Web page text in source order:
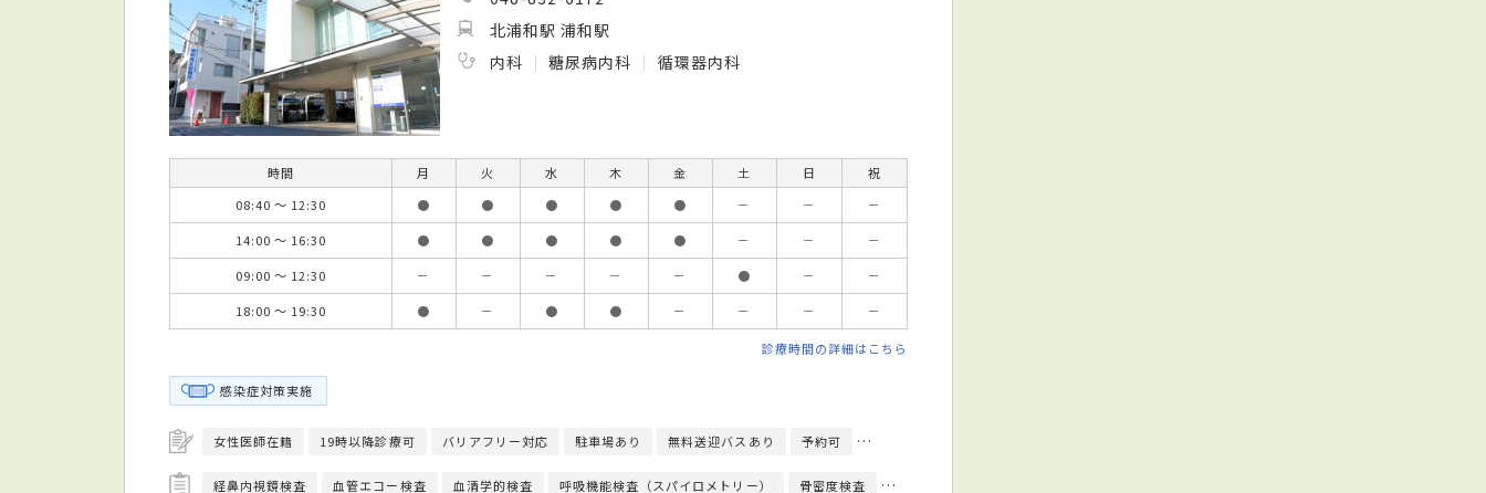
北浦和駅 浦和駅
内科
糖尿病内科 循環器内科
時間 月 火 水 木 金 土 日
祝
08:40 ～ 12:30
● ● ● ● ● － －
－
14:00 ～ 16:30
● ● ● ● ● － －
－
09:00 ～ 12:30
－ － － － － ● －
－
18:00 ～ 19:30
● － ● ● － － － －
診療時間の詳細はこちら
感染症対策実施
女性医師在籍 19時以降診療可 バリアフリー対応 駐車場あり 無料送迎バスあり 予約可 往診可
経鼻内視鏡検査 血管エコー検査 血清学的検査 呼吸機能検査（スパイロメトリー） 骨密度検査 細菌検査